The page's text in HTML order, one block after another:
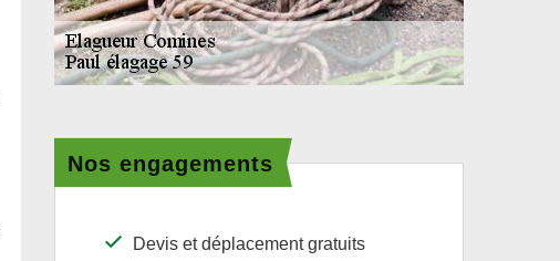
Nos engagements
Devis et déplacement gratuits